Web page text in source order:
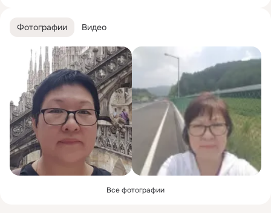
Фотографии Видео
Все фотографии